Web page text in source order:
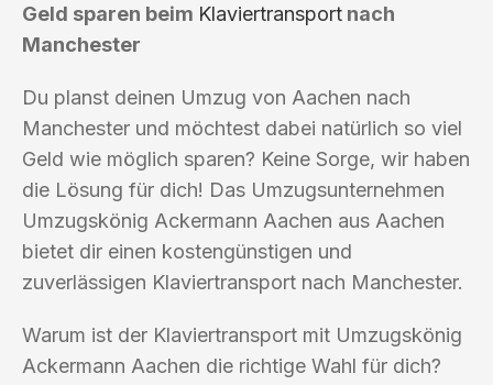
Geld sparen beim Klaviertransport nach
Manchester
Du planst deinen Umzug von Aachen nach
Manchester und möchtest dabei natürlich so viel
Geld wie möglich sparen? Keine Sorge, wir haben
die Lösung für dich! Das Umzugsunternehmen
Umzugskönig Ackermann Aachen aus Aachen
bietet dir einen kostengünstigen und
zuverlässigen Klaviertransport nach Manchester.
Warum ist der Klaviertransport mit Umzugskönig
Ackermann Aachen die richtige Wahl für dich?